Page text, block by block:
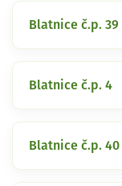
Blatnice č.p. 39
Blatnice č.p. 4
Blatnice č.p. 40